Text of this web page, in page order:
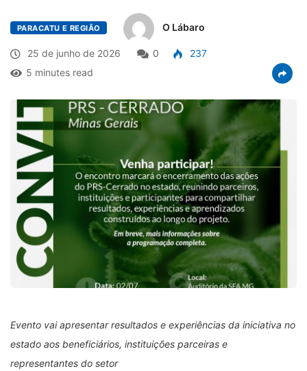
PARACATU E REGIÃO O Lábaro
25 de junho de 2026 0
237
5 minutes read
Evento vai apresentar resultados e experiências da iniciativa no
estado aos beneficiários, instituições parceiras e
representantes do setor